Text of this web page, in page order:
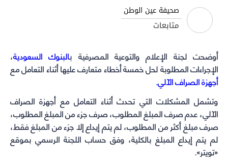
صحيفة عين الوطن
متابعات
أوضحت لجنة الإعلام والتوعية المصرفية بالبنوك السعودية،
الإجراءات المطلوبة لحل خمسة أخطاء متعارف عليها أثناء التعامل مع
أجهزة الصراف الآلي.
وتشمل المشكلات التي تحدث أثناء التعامل مع أجهزة الصراف
الآلي، عدم صرف المبلغ المطلوب، صرف جزء من المبلغ المطلوب،
صرف مبلغ أكثر من المطلوب، لم يتم إيداع إلا جزء من المبلغ فقط،
لم يتم إيداع المبلغ بالكلية، وفق حساب اللجنة الرسمي بموقع
«تويتر».
(Opens
in
(Opens
in
window)
(Opens
in
window)
(Opens
in
window)